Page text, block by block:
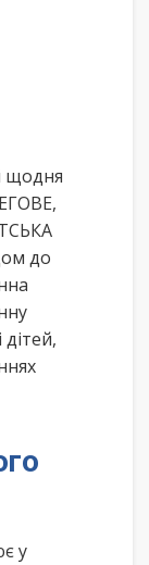
щодня
до
у